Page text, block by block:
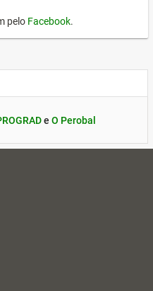
pelo Facebook.
e O Perobal